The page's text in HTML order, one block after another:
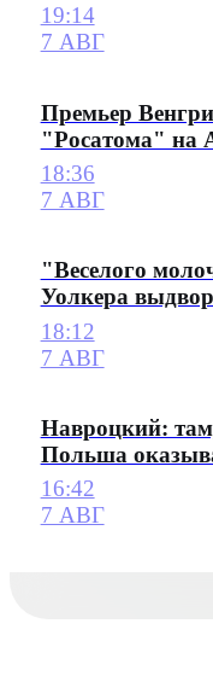
19:14
7 АВГ
Премьер
"Росатома"
18:36
7 АВГ
"Веселого
Уолкера
18:12
7 АВГ
Навроцкий:
Польша
16:42
7 АВГ